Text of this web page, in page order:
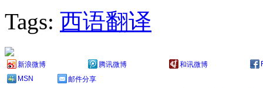
Tags: 西语翻译
新浪微博 腾讯微博 和讯微博
MSN
邮件分享